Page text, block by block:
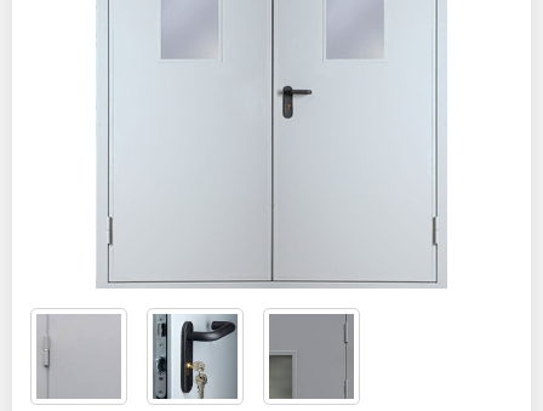
ЗАПРОСИТЬ РАСЧЕТ
+7 (495) 767-19-79